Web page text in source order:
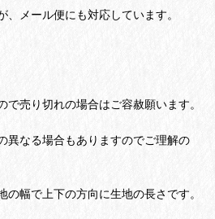
メール便にも対応しています。
売り切れの場合はご容赦願います。
なる場合もありますのでご理解の
幅で上下の方向に生地の長さです。